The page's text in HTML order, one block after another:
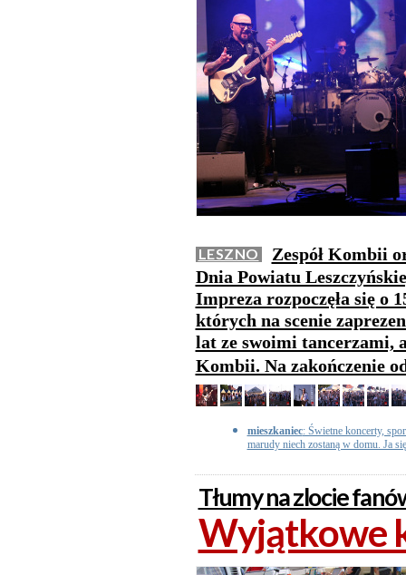
LESZNO
Zespół Kombii
Dnia Powiatu
Impreza rozpoczęła się o
których na scenie
lat ze swoimi tancerzami,
Kombii. Na zakończenie
mieszkaniec: Świetne koncerty,
marudy niech zostaną w domu. Ja
Tłumy na zlocie
Wyjątkowe